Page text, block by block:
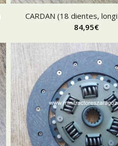
CARDAN (18 dientes,
84,95€